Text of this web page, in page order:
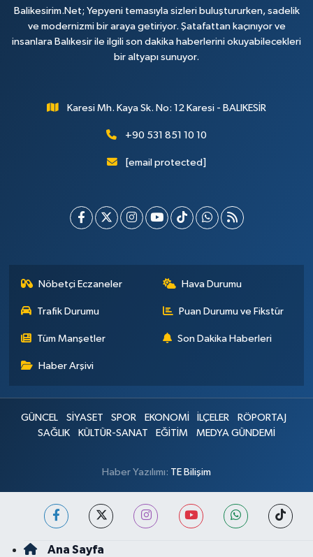
Balikesirim.Net; Yepyeni temasıyla sizleri buluştururken, sadelik
ve modernizmi bir araya getiriyor. Şatafattan kaçınıyor ve
insanlara Balıkesir ile ilgili son dakika haberlerini okuyabilecekleri
bir altyapı sunuyor.
Karesi Mh. Kaya Sk. No: 12 Karesi - BALIKESİR
+90 531 851 10 10
[email protected]
Nöbetçi Eczaneler Hava Durumu
Trafik Durumu Puan Durumu ve Fikstür
Tüm Manşetler Son Dakika Haberleri
Haber Arşivi
GÜNCEL SİYASET SPOR EKONOMİ İLÇELER
RÖPORTAJ
SAĞLIK
KÜLTÜR-SANAT EĞİTİM MEDYA GÜNDEMİ
Haber Yazılımı: TE Bilişim
Ana Sayfa